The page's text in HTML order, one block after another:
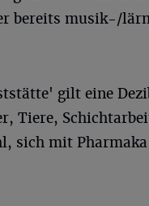
bereits musik-/
gilt eine
Tiere,
sich mit Pharmaka